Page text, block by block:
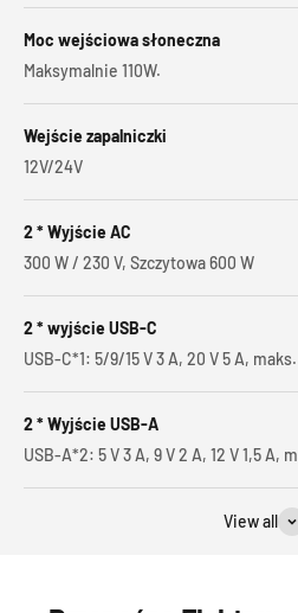
Moc wejściowa słoneczna
Maksymalnie 110W.
Wejście zapalniczki
12V/24V
2 * Wyjście AC
300 W / 230 V, Szczytowa 600 W
2 * wyjście USB-C
USB-C*1: 5/9/15 V 3 A, 20 V 5 A, maks.
2 * Wyjście USB-A
USB-A*2: 5 V 3 A, 9 V 2 A, 12 V 1,5 A,
View all